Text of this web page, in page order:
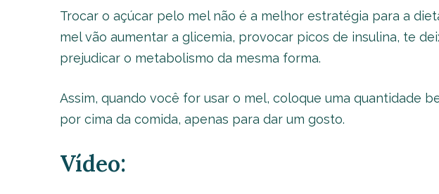
Trocar o açúcar pelo mel não é a melhor estratégia para a
mel vão aumentar a glicemia, provocar picos de insulina, te
prejudicar o metabolismo da mesma forma.
Assim, quando você for usar o mel, coloque uma quantidade
por cima da comida, apenas para dar um gosto.
Vídeo: